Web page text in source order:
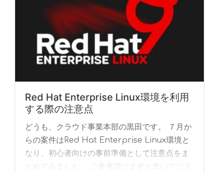
Red Hat Enterprise Linux環境を利用
する際の注意点
どうも、クラウド事業本部の黒田です。 ７月か
らの案件はRed Hat Enterprise Linux環境と
なり、初心者向けの事前準備として注意点をま
とめてみました。 ご参考頂けますと幸いでござ